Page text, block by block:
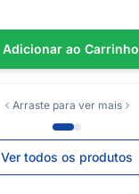
Adicionar ao Carrinho
Arraste para ver mais
Ver todos os produtos